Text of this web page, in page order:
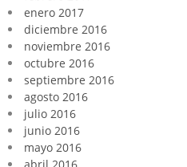
enero 2017
diciembre 2016
noviembre 2016
octubre 2016
septiembre 2016
agosto 2016
julio 2016
junio 2016
mayo 2016